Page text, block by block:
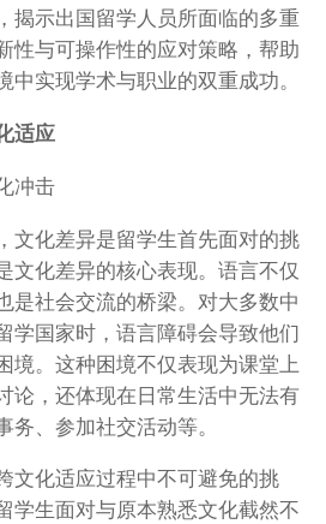
揭示出国留学人员所面临的多重
性与可操作性的应对策略，帮助
中实现学术与职业的双重成功。
适应
冲击
文化差异是留学生首先面对的挑
文化差异的核心表现。语言不仅
是社会交流的桥梁。对大多数中
学国家时，语言障碍会导致他们
境。这种困境不仅表现为课堂上
论，还体现在日常生活中无法有
、参加社交活动等。
文化适应过程中不可避免的挑
学生面对与原本熟悉文化截然不